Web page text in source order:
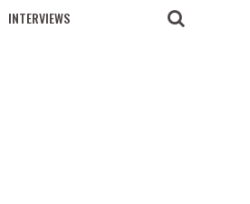
INTERVIEWS